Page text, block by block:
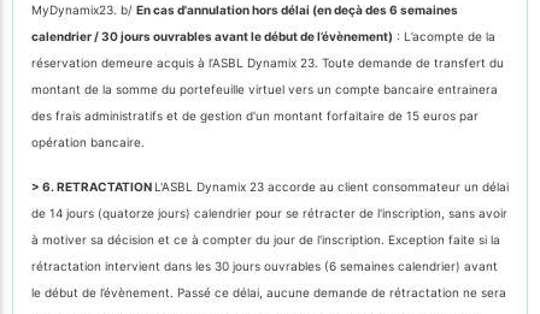
MyDynamix23. b/ En cas d'annulation hors délai (en deçà des 6 semaines
calendrier / 30 jours ouvrables avant le début de l’évènement) : L’acompte de la
réservation demeure acquis à l’ASBL Dynamix 23. Toute demande de transfert du
montant de la somme du portefeuille virtuel vers un compte bancaire entrainera
des frais administratifs et de gestion d'un montant forfaitaire de 15 euros par
opération bancaire.
> 6. RETRACTATIONL'ASBL Dynamix 23 accorde au client consommateur un délai
de 14 jours (quatorze jours) calendrier pour se rétracter de l'inscription, sans avoir
à motiver sa décision et ce à compter du jour de l'inscription. Exception faite si la
rétractation intervient dans les 30 jours ouvrables (6 semaines calendrier) avant
le début de l’évènement. Passé ce délai, aucune demande de rétractation ne sera